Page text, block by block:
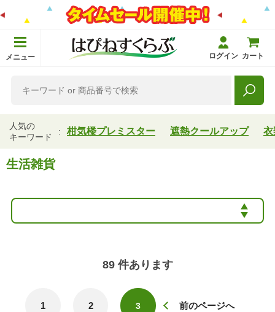
メニュー ログイン カート
人気の
キーワード
柑気楼プレミスター 遮熱クールアップ 衣
生活雑貨
89 件あります
1 2 3 前のページへ